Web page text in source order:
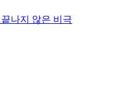
나지 않은 비극